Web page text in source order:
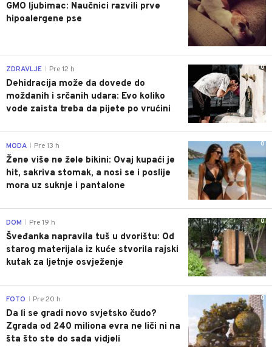
GMO ljubimac: Naučnici razvili prve
hipoalergene pse
0
ZDRAVLJE Pre 12 h
Dehidracija može da dovede do
moždanih i srčanih udara: Evo koliko
vode zaista treba da pijete po vrućini
0
MODA Pre 13 h
Žene više ne žele bikini: Ovaj kupaći je
hit, sakriva stomak, a nosi se i poslije
mora uz suknje i pantalone
0
DOM Pre 19 h
Šveđanka napravila tuš u dvorištu: Od
starog materijala iz kuće stvorila rajski
kutak za ljetnje osvježenje
0
FOTO Pre 20 h
Da li se gradi novo svjetsko čudo?
Zgrada od 240 miliona evra ne liči ni na
šta što ste do sada vidjeli